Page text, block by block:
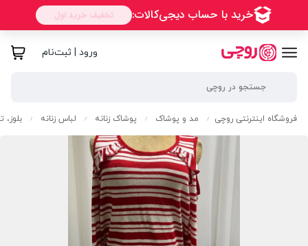
ورود | ثبت‌نام
فروشگاه اینترنتی روچی / مد و پوشاک / پوشاک زنانه / لباس زنانه /